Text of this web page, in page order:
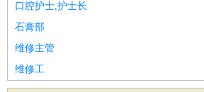
口腔护士,护士长
石膏部
维修主管
维修工